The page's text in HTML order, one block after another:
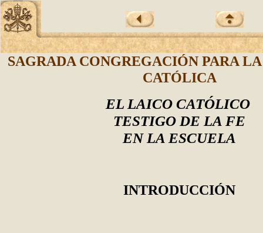
SAGRADA CONGREGACIÓN PARA
CATÓLICA
EL LAICO CATÓLICO
TESTIGO DE LA FE
EN LA ESCUELA
INTRODUCCIÓN